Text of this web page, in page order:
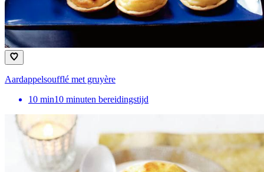
Aardappelsoufflé met gruyère
10 min10 minuten bereidingstijd